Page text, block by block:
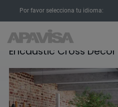
Por favor selecciona tu idioma:
Encaustic Cross